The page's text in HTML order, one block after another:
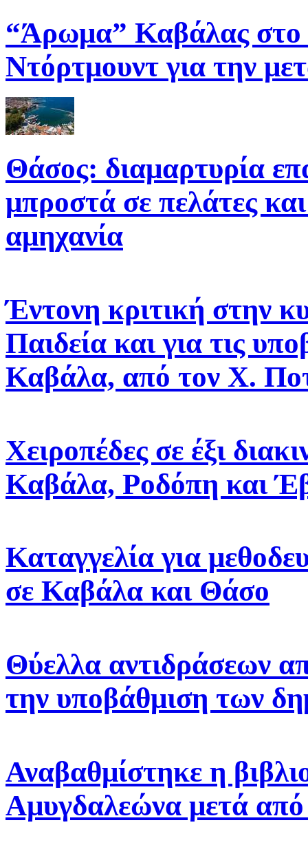
“Άρωμα” Καβάλας στο
Ντόρτμουντ για την
Θάσος: διαμαρτυρία
μπροστά σε πελάτες
αμηχανία
Έντονη κριτική στην
Παιδεία και για τις
Καβάλα, από τον Χ.
Χειροπέδες σε έξι
Καβάλα, Ροδόπη και
Καταγγελία για
σε Καβάλα και Θάσο
Θύελλα αντιδράσεων
την υποβάθμιση των
Αναβαθμίστηκε η
Αμυγδαλεώνα μετά